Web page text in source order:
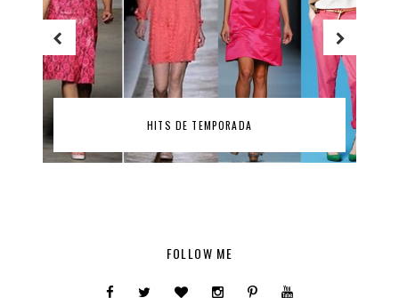
HITS DE TEMPORADA
FOLLOW ME